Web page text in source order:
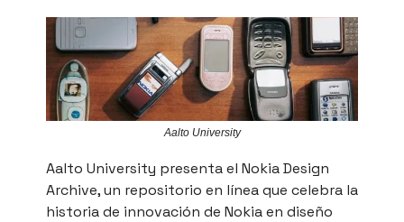
Aalto University
Aalto University presenta el Nokia Design
Archive, un repositorio en línea que celebra la
historia de innovación de Nokia en diseño